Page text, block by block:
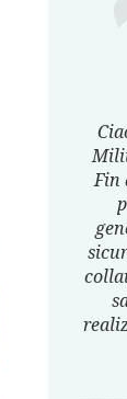
Fin